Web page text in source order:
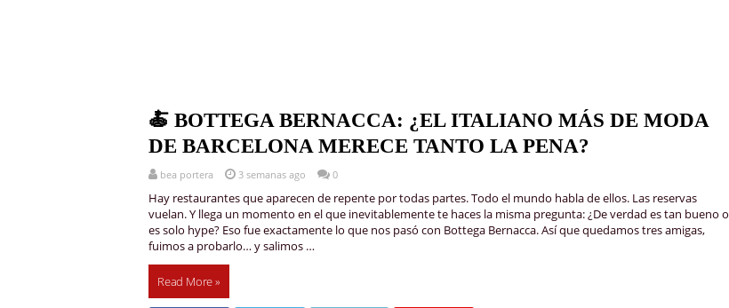
🍝 BOTTEGA BERNACCA: ¿EL ITALIANO MÁS DE MODA
DE BARCELONA MERECE TANTO LA PENA?
bea portera 3 semanas ago 0
Hay restaurantes que aparecen de repente por todas partes. Todo el mundo habla de ellos. Las reservas
vuelan. Y llega un momento en el que inevitablemente te haces la misma pregunta: ¿De verdad es tan bueno o
es solo hype? Eso fue exactamente lo que nos pasó con Bottega Bernacca. Así que quedamos tres amigas,
fuimos a probarlo… y salimos …
Read More »